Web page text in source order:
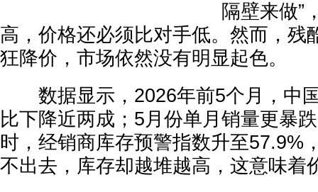
隔壁来做”
高，价格还必须比对手低。然而，残
狂降价，市场依然没有明显起色。
数据显示，2026年前5个月，中
比下降近两成；5月份单月销量更暴
时，经销商库存预警指数升至57.9%
不出去，库存却越堆越高，这意味着